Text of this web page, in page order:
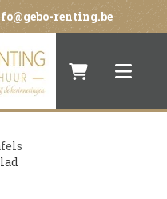
renting.be
Naar Toggle